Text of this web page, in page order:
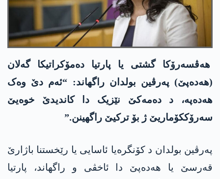
ھەڤسەرۆکا گشتی یا پارتیا دەمۆکراتیکا گەلان
(ھەدەپێ) پەرڤین بولدان راگھاند: “ئەم دێ وەک
ھەدەپە، د دەمەکێ نێزیک دا کاندیدێ خوەیێ
سەرۆککۆماریێ ژ بۆ ترکیێ راگھینن.”
پەرڤین بولدان د کۆنگرەیا ئاسایی یا رێخستنا باژارێ
قەرسێ یا ھەدەپێ دا ئاخڤی و راگھاند، پارتیا